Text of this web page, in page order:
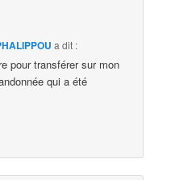
a dit :
pour transférer sur mon
qui a été